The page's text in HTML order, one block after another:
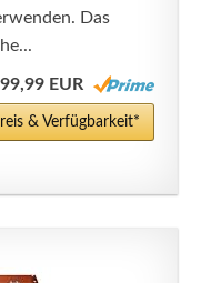
Das
EUR
& Verfügbarkeit*